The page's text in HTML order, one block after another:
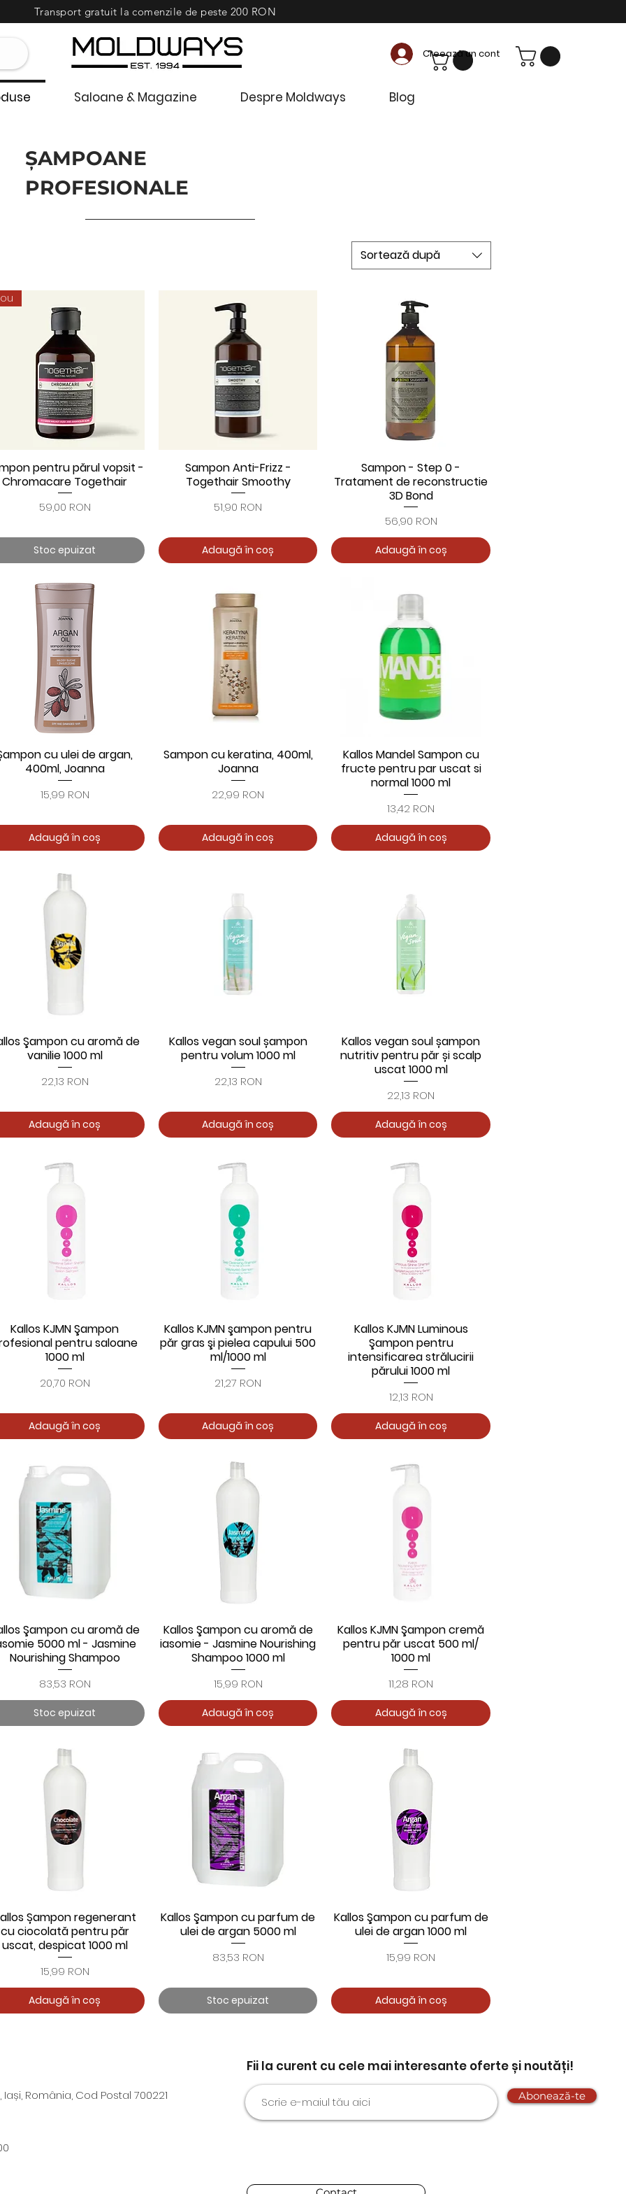
Saloane & Magazine Despre Moldways Blog
Creează un cont
Transport gratuit la comenzile de peste 200 RON
ȘAMPOANE
PROFESIONALE
Sortează după
Afișare rapidă
pentru părul vopsit -
Chromacare Togethair
Preț
59,00 RON
Stoc epuizat
Afișare rapidă
Sampon Anti-Frizz -
Togethair Smoothy
Preț
51,90 RON
Adaugă în coș
Afișare rapidă
Sampon - Step 0 -
Tratament de reconstructie
3D Bond
Preț
56,90 RON
Adaugă în coș
Afișare rapidă
cu ulei de argan,
400ml, Joanna
Preț
15,99 RON
Adaugă în coș
Afișare rapidă
Sampon cu keratina, 400ml,
Joanna
Preț
22,99 RON
Adaugă în coș
Afișare rapidă
Kallos Mandel Sampon cu
fructe pentru par uscat si
normal 1000 ml
Preț
13,42 RON
Adaugă în coș
Afișare rapidă
Şampon cu aromă de
vanilie 1000 ml
Preț
22,13 RON
Adaugă în coș
Afișare rapidă
Kallos vegan soul șampon
pentru volum 1000 ml
Preț
22,13 RON
Adaugă în coș
Afișare rapidă
Kallos vegan soul șampon
nutritiv pentru păr și scalp
uscat 1000 ml
Preț
22,13 RON
Adaugă în coș
Afișare rapidă
Kallos KJMN Şampon
pentru saloane
1000 ml
Preț
20,70 RON
Adaugă în coș
Afișare rapidă
Kallos KJMN şampon pentru
păr gras şi pielea capului 500
ml/1000 ml
Preț
21,27 RON
Adaugă în coș
Afișare rapidă
Kallos KJMN Luminous
Şampon pentru
intensificarea strălucirii
părului 1000 ml
Preț
12,13 RON
Adaugă în coș
Afișare rapidă
Şampon cu aromă de
5000 ml - Jasmine
Nourishing Shampoo
Preț
83,53 RON
Stoc epuizat
Afișare rapidă
Kallos Şampon cu aromă de
iasomie - Jasmine Nourishing
Shampoo 1000 ml
Preț
15,99 RON
Adaugă în coș
Afișare rapidă
Kallos KJMN Şampon cremă
pentru păr uscat 500 ml/
1000 ml
Preț
11,28 RON
Adaugă în coș
Afișare rapidă
Șampon regenerant
cu ciocolată pentru păr
uscat, despicat 1000 ml
Preț
15,99 RON
Adaugă în coș
Afișare rapidă
Kallos Şampon cu parfum de
ulei de argan 5000 ml
Preț
83,53 RON
Stoc epuizat
Afișare rapidă
Kallos Şampon cu parfum de
ulei de argan 1000 ml
Preț
15,99 RON
Adaugă în coș
România, Cod Postal 700221
Fii la curent cu cele mai interesante oferte și noutăți!
Abonează-te